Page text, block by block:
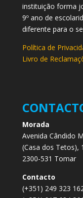
instituição forma
9º ano de
diferente para o
Política de
Livro de
Morada
Avenida Cândido
(Casa dos Tetos),
2300-531 Tomar
Contacto
(+351) 249 323